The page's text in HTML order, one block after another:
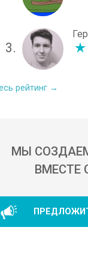
3.
рейтинг →
МЫ
ВМЕСТЕ